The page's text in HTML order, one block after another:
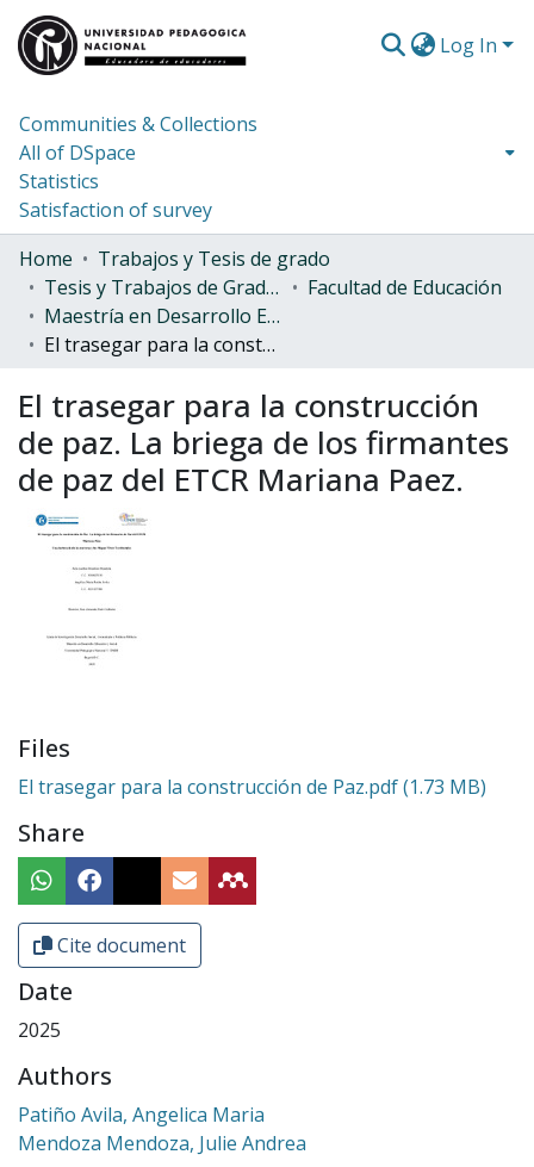
Log In
Communities & Collections
All of DSpace
Statistics
Satisfaction of survey
Home
Trabajos y Tesis de grado
Tesis y Trabajos de Grado (Posgrado)
Facultad de Educación
Maestría en Desarrollo Educativo y Social
El trasegar para la construcción de paz. La briega de los firmantes de paz del ETCR Mariana Paez.
El trasegar para la construcción
de paz. La briega de los firmantes
de paz del ETCR Mariana Paez.
Files
El trasegar para la construcción de Paz.pdf(1.73 MB)
Share
Cite document
Date
2025
Authors
Patiño Avila, Angelica Maria
Mendoza Mendoza, Julie Andrea